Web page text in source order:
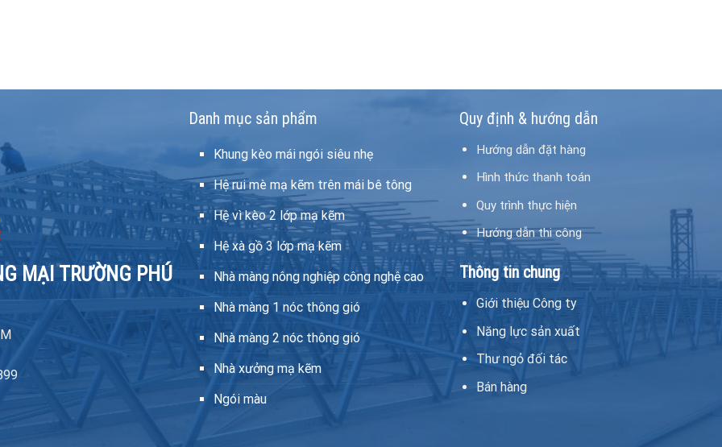
MẠI TRƯỜNG PHÚ
Danh mục sản phẩm
Khung kèo mái ngói siêu nhẹ
Hệ rui mè mạ kẽm trên mái bê tông
Hệ vì kèo 2 lớp mạ kẽm
Hệ xà gồ 3 lớp mạ kẽm
Nhà màng nông nghiệp công nghệ cao
Nhà màng 1 nóc thông gió
Nhà màng 2 nóc thông gió
Nhà xưởng mạ kẽm
Ngói màu
Quy định & hướng dẫn
Hướng dẫn đặt hàng
Hình thức thanh toán
Quy trình thực hiện
Hướng dẫn thi công
Thông tin chung
Giới thiệu Công ty
Năng lực sản xuất
Thư ngỏ đối tác
Bán hàng